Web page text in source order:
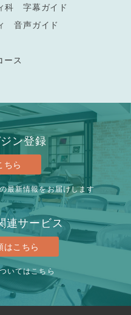
科 字幕ガイド
音声ガイド
ース
ン登録
ちら
最新情報をお届けします
連サービス
はこちら
いてはこちら